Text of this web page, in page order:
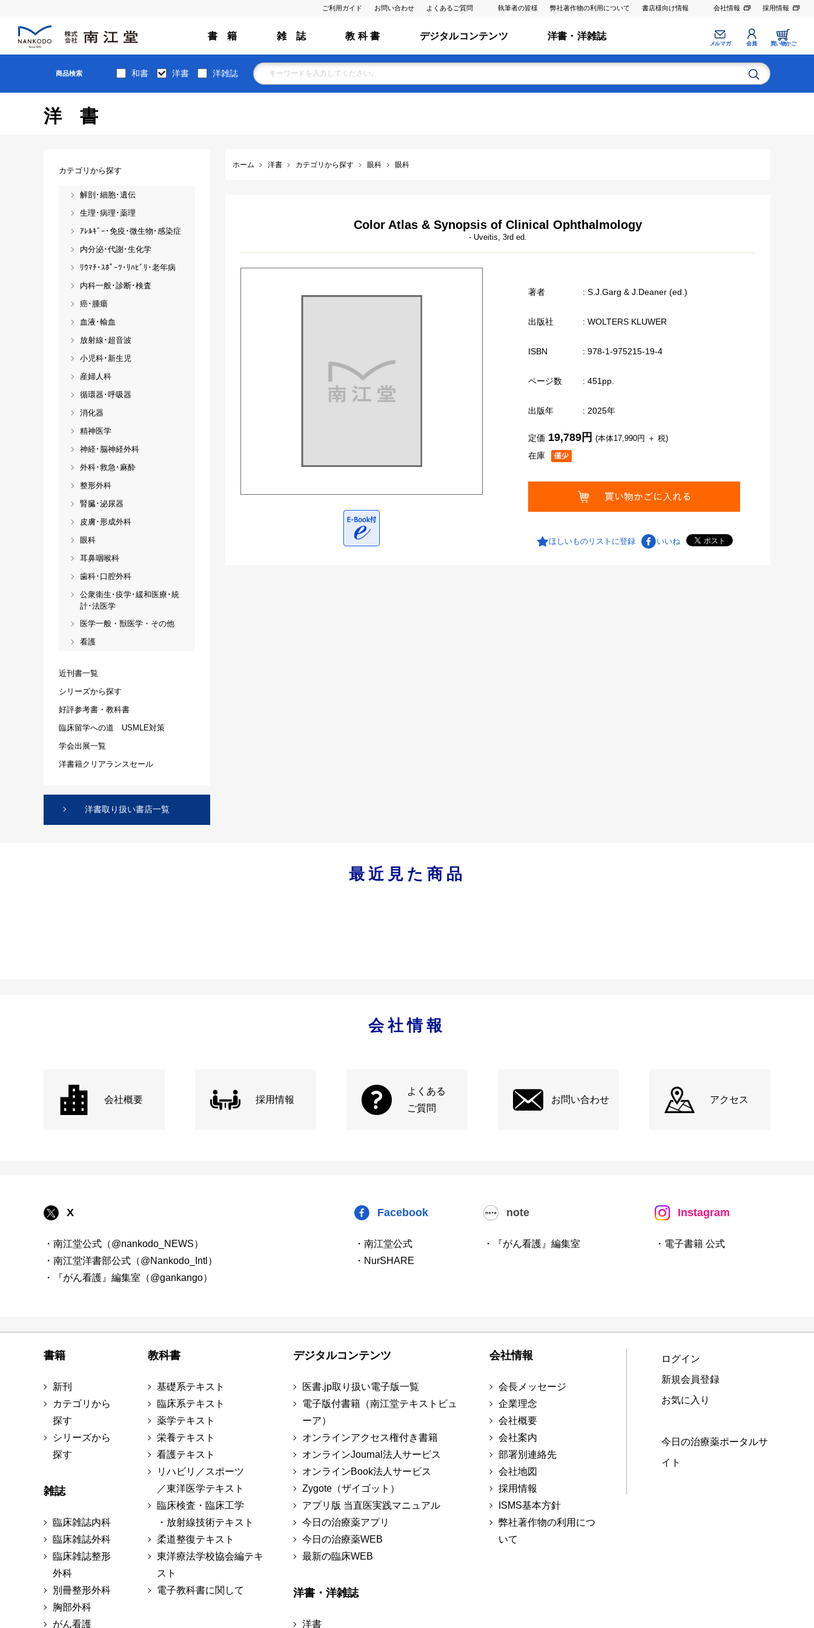
ご利用ガイド お問い合わせ よくあるご質問 執筆者の皆様 弊社著作物の利用について 書店様向け情報 会社情報 採用情報
書 籍 雑 誌 教 科 書 デジタルコンテンツ 洋書・洋雑誌
メルマガ 会員 買い物かご
商品検索 和書 洋書 洋雑誌
洋書
ホーム 洋書 カテゴリから探す 眼科 眼科
Color Atlas & Synopsis of Clinical Ophthalmology
- Uveitis, 3rd ed.
著者 : S.J.Garg & J.Deaner (ed.)
出版社 : WOLTERS KLUWER
ISBN : 978-1-975215-19-4
ページ数 : 451pp.
出版年 : 2025年
在庫
定価 19,789円 (本体17,990円 ＋ 税)
ほしいものリストに登録 いいね
カテゴリから探す
解剖･細胞･遺伝
生理･病理･薬理
ｱﾚﾙｷﾞｰ･免疫･微生物･感染症
内分泌･代謝･生化学
ﾘｳﾏﾁ･ｽﾎﾟｰﾂ･ﾘﾊﾋﾞﾘ･老年病
内科一般･診断･検査
癌･腫瘍
血液･輸血
放射線･超音波
小児科･新生児
産婦人科
循環器･呼吸器
消化器
精神医学
神経･脳神経外科
外科･救急･麻酔
整形外科
腎臓･泌尿器
皮膚･形成外科
眼科
耳鼻咽喉科
歯科･口腔外科
公衆衛生･疫学･緩和医療･統
計･法医学
医学一般・獣医学・その他
看護
近刊書一覧
シリーズから探す
好評参考書・教科書
臨床留学への道 USMLE対策
学会出展一覧
洋書籍クリアランスセール
洋書取り扱い書店一覧
最近見た商品
会社情報
会社概要 採用情報
よくある
ご質問
お問い合わせ アクセス
X
・南江堂公式（@nankodo_NEWS）
・南江堂洋書部公式（@Nankodo_Intl）
・『がん看護』編集室（@gankango）
Facebook
・南江堂公式
・NurSHARE
note
・『がん看護』編集室
Instagram
・電子書籍 公式
書籍
新刊
カテゴリから
探す
シリーズから
探す
雑誌
臨床雑誌内科
臨床雑誌外科
臨床雑誌整形
外科
別冊整形外科
胸部外科
がん看護
教科書
基礎系テキスト
臨床系テキスト
薬学テキスト
栄養テキスト
看護テキスト
リハビリ／スポーツ
／東洋医学テキスト
臨床検査・臨床工学
・放射線技術テキスト
柔道整復テキスト
東洋療法学校協会編テキ
スト
電子教科書に関して
デジタルコンテンツ
医書.jp取り扱い電子版一覧
電子版付書籍（南江堂テキストビュ
ーア）
オンラインアクセス権付き書籍
オンラインJournal法人サービス
オンラインBook法人サービス
Zygote（ザイゴット）
アプリ版 当直医実践マニュアル
今日の治療薬アプリ
今日の治療薬WEB
最新の臨床WEB
洋書・洋雑誌
洋書
会社情報
会長メッセージ
企業理念
会社概要
会社案内
部署別連絡先
会社地図
採用情報
ISMS基本方針
弊社著作物の利用につ
いて
ログイン
新規会員登録
お気に入り
今日の治療薬ポータルサ
イト